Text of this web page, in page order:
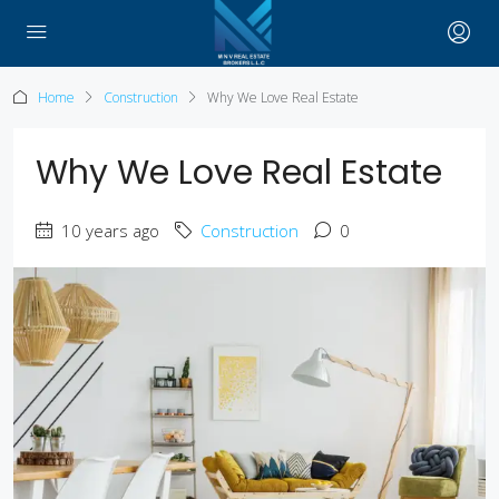
Home Construction Why We Love Real Estate
Why We Love Real Estate
10 years ago Construction 0